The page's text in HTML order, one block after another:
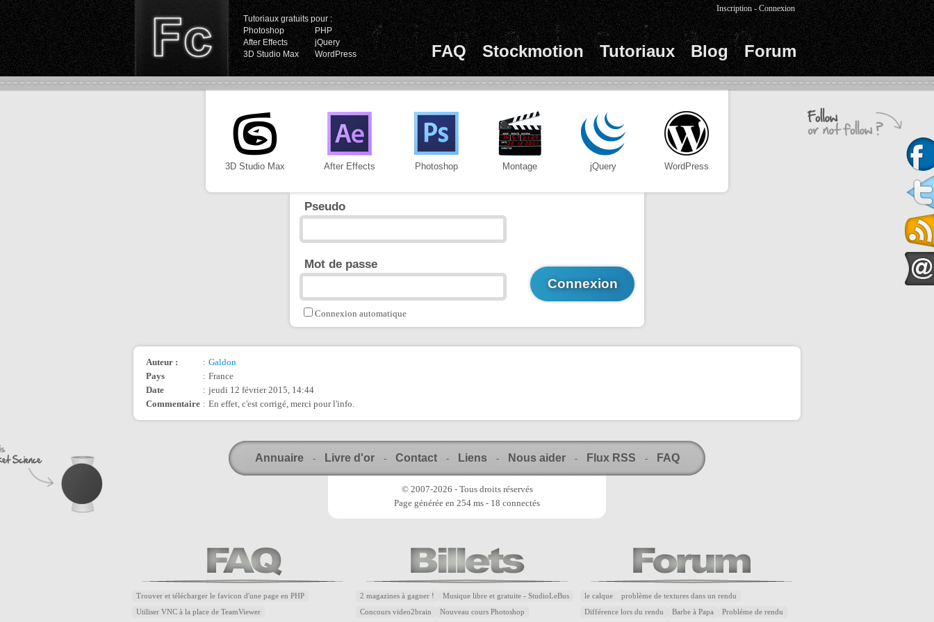
Tutoriaux gratuits pour :
Photoshop
PHP
After Effects
jQuery
3D Studio Max
WordPress FAQ Stockmotion Tutoriaux Blog Forum
Inscription -Connexion
3D Studio Max After Effects Photoshop Montage jQuery WordPress
Pseudo
Mot de passe
Connexion automatique
Auteur : : Galdon
Pays
: France
Date
: jeudi 12 février 2015, 14:44
Commentaire : En effet, c'est corrigé, merci pour l'info.
Annuaire - Livre d'or - Contact - Liens - Nous aider - Flux RSS - FAQ
© 2007-2026 - Tous droits réservés
Page générée en 254 ms - 18 connectés
Trouver et télécharger le favicon d'une page en PHP
Utiliser VNC à la place de TeamViewer
2 magazines à gagner ! Musique libre et gratuite - StudioLeBus
Concours video2brain Nouveau cours Photoshop
le calque problème de textures dans un rendu
Différence lors du rendu Barbe à Papa Probléme de rendu